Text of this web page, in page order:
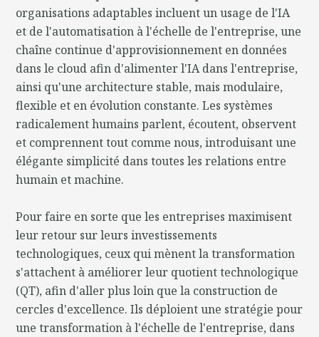
organisations adaptables incluent un usage de l'IA
et de l'automatisation à l'échelle de l'entreprise, une
chaîne continue d'approvisionnement en données
dans le cloud afin d'alimenter l'IA dans l'entreprise,
ainsi qu'une architecture stable, mais modulaire,
flexible et en évolution constante. Les systèmes
radicalement humains parlent, écoutent, observent
et comprennent tout comme nous, introduisant une
élégante simplicité dans toutes les relations entre
humain et machine.
Pour faire en sorte que les entreprises maximisent
leur retour sur leurs investissements
technologiques, ceux qui mènent la transformation
s'attachent à améliorer leur quotient technologique
(QT), afin d'aller plus loin que la construction de
cercles d'excellence. Ils déploient une stratégie pour
une transformation à l'échelle de l'entreprise, dans